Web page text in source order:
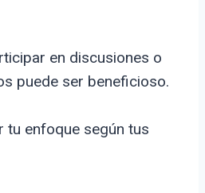
en discusiones o
puede ser beneficioso.
tu enfoque según tus